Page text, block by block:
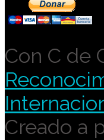
Con C de
Creado a